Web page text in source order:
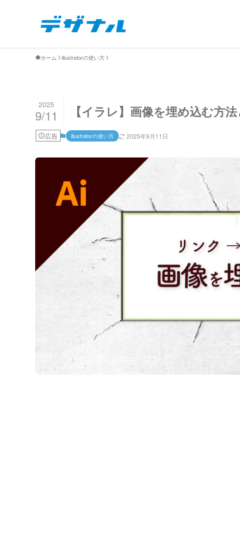
ホーム illustratorの使い方
【イラレ】画像を埋め込む方
2025
9/11
広告 illustratorの使い方 2025年9月11日